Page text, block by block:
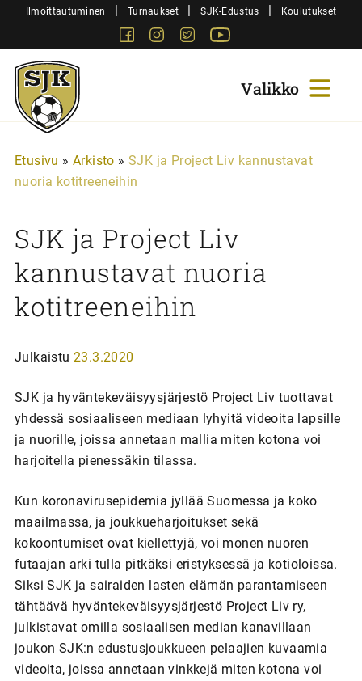
SiirryIlmoittautuminen | Turnaukset | SJK-Edustus | Koulutukset
FacebookInstagram
Twitter
Sjk-
Juniorit
Etusivu » Arkisto » SJK ja Project Liv kannustavat
nuoria kotitreeneihin
SJK ja Project Liv
kannustavat nuoria
kotitreeneihin
Julkaistu 23.3.2020
SJK ja hyväntekeväisyysjärjestö Project Liv tuottavat
yhdessä sosiaaliseen mediaan lyhyitä videoita lapsille
ja nuorille, joissa annetaan mallia miten kotona voi
harjoitella pienessäkin tilassa.
Kun koronavirusepidemia jyllää Suomessa ja koko
maailmassa, ja joukkueharjoitukset sekä
kokoontumiset ovat kiellettyjä, voi monen nuoren
futaajan arki tulla pitkäksi eristyksessä ja kotioloissa.
Siksi SJK ja sairaiden lasten elämän parantamiseen
tähtäävä hyväntekeväisyysjärjestö Project Liv ry,
julkistavat omilla sosiaalisen median kanavillaan
joukon SJK:n edustusjoukkueen pelaajien kuvaamia
videoita, joissa annetaan vinkkejä miten kotona voi